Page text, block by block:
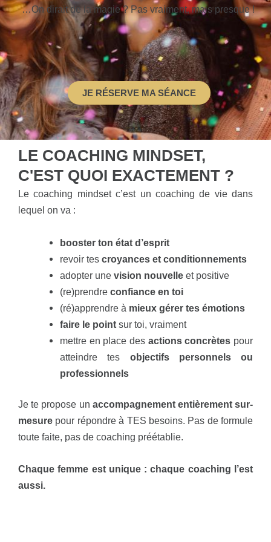
…On dirait de la magie ? Pas vraiment, mais presque !
JE RÉSERVE MA SÉANCE
Le coaching mindset c’est un coaching de vie dans
lequel on va :
booster ton état d’esprit
revoir tescroyances et conditionnements
adopter unevision nouvelle et positive
(re)prendreconfiance en toi
(ré)apprendre à mieux gérer tes émotions
faire le point sur toi, vraiment
mettre en place des actions concrètes pour
atteindre tes objectifs personnels ou
professionnels
Je te propose un accompagnement entièrement sur-
mesure pour répondre à TES besoins. Pas de formule
toute faite, pas de coaching préétablie.
Chaque femme est unique : chaque coaching l’est
aussi.
LE COACHING MINDSET,
C'EST QUOI EXACTEMENT ?